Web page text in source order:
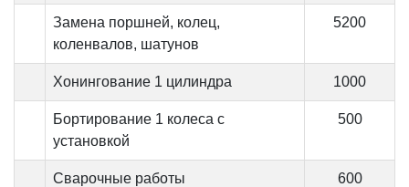
Замена поршней, колец,
коленвалов, шатунов
5200
Хонингование 1 цилиндра 1000
Бортирование 1 колеса с
установкой
500
Сварочные работы 600